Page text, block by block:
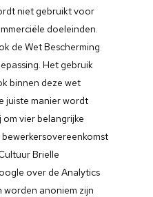
niet gebruikt voor
doeleinden.
de Wet Bescherming
Het gebruik
binnen deze wet
juiste manier wordt
vier belangrijke
Brielle
over de Analytics
worden anoniem zijn